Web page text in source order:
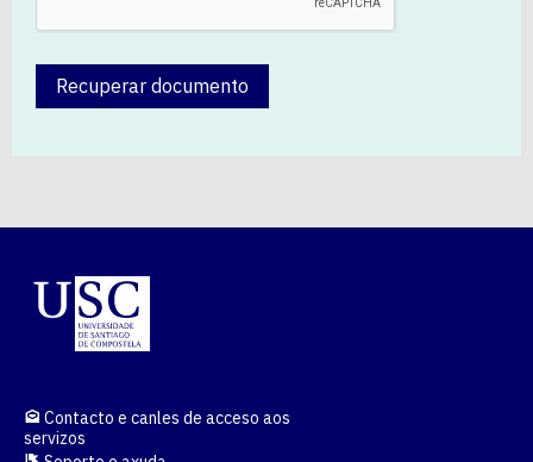
Recuperar documento
Contacto e canles de acceso aos
servizos